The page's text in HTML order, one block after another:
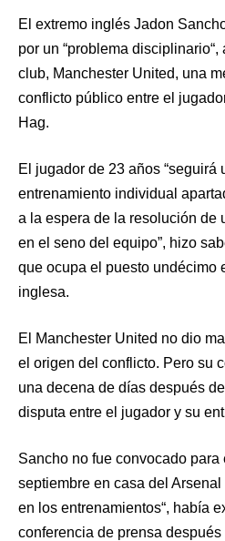
El extremo inglés Jadon
por un “problema
club, Manchester United, una
conflicto público entre el
Hag.
El jugador de 23 años “seguirá
entrenamiento individual
a la espera de la resolución de
en el seno del equipo”, hizo
que ocupa el puesto undécimo
inglesa.
El Manchester United no dio
el origen del conflicto. Pero su
una decena de días después
disputa entre el jugador y su
Sancho no fue convocado para
septiembre en casa del
en los entrenamientos“, había
conferencia de prensa después